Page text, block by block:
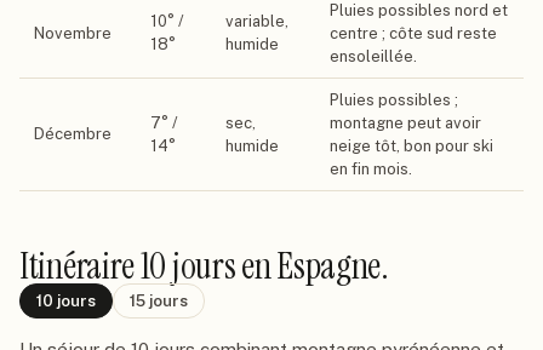
Novembre
10° /
18°
variable,
humide
Pluies possibles nord et
centre ; côte sud reste
ensoleillée.
Décembre
7° /
14°
sec,
humide
Pluies possibles ;
montagne peut avoir
neige tôt, bon pour ski
en fin mois.
Itinéraire10 joursen Espagne.
10 jours 15 jours